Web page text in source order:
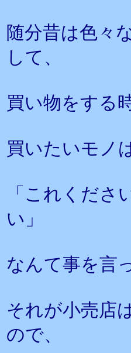
随分昔は色々
して、
買い物をする
買いたいモノ
「これくだ
い」
なんて事を言
それが小売店
ので、